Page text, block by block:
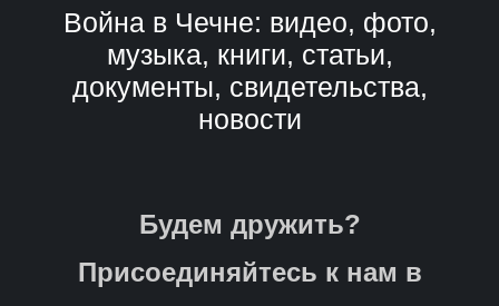
Война в Чечне: видео, фото,
музыка, книги, статьи,
документы, свидетельства,
новости
Будем дружить?
Присоединяйтесь к нам в